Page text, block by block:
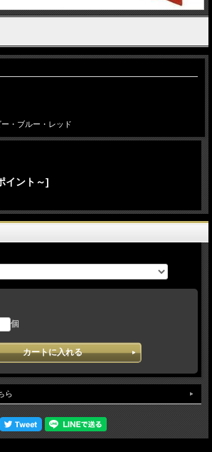
・ブルー・レッド
イント～]
個
ら